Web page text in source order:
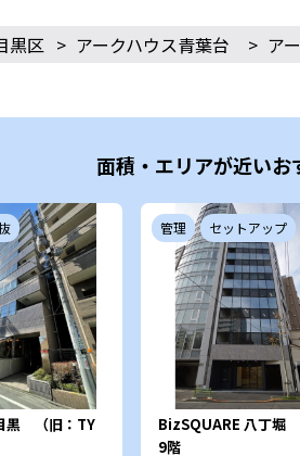
黒区 > アークハウス青葉台 > ア
面積・エリアが近いお
黒 （旧：TY
管理 セットアップ
BizSQUARE 八丁堀
9階